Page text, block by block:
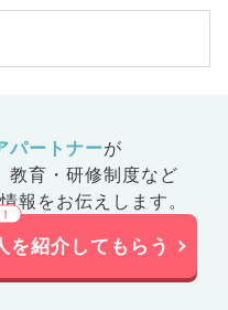
パートナーが
教育・研修制度など
報をお伝えします。
を紹介してもらう